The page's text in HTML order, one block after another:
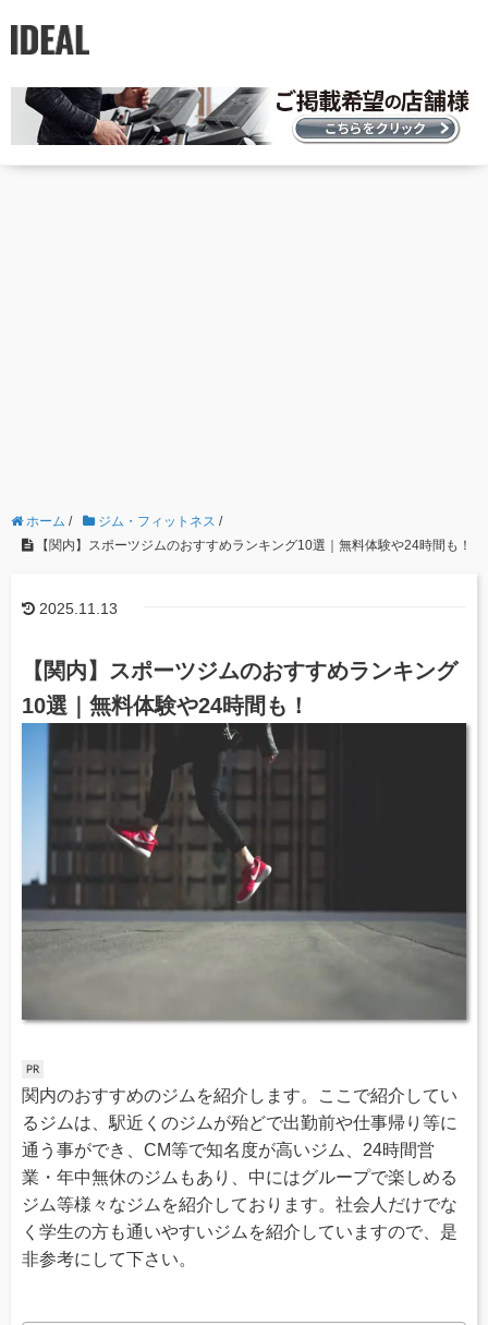
ホーム / ジム・フィットネス /
【関内】スポーツジムのおすすめランキング10選｜無料体験や24時間も！
2025.11.13
【関内】スポーツジムのおすすめランキング
10選｜無料体験や24時間も！
関内のおすすめのジムを紹介します。ここで紹介してい
るジムは、駅近くのジムが殆どで出勤前や仕事帰り等に
通う事ができ、CM等で知名度が高いジム、24時間営
業・年中無休のジムもあり、中にはグループで楽しめる
ジム等様々なジムを紹介しております。社会人だけでな
く学生の方も通いやすいジムを紹介していますので、是
非参考にして下さい。